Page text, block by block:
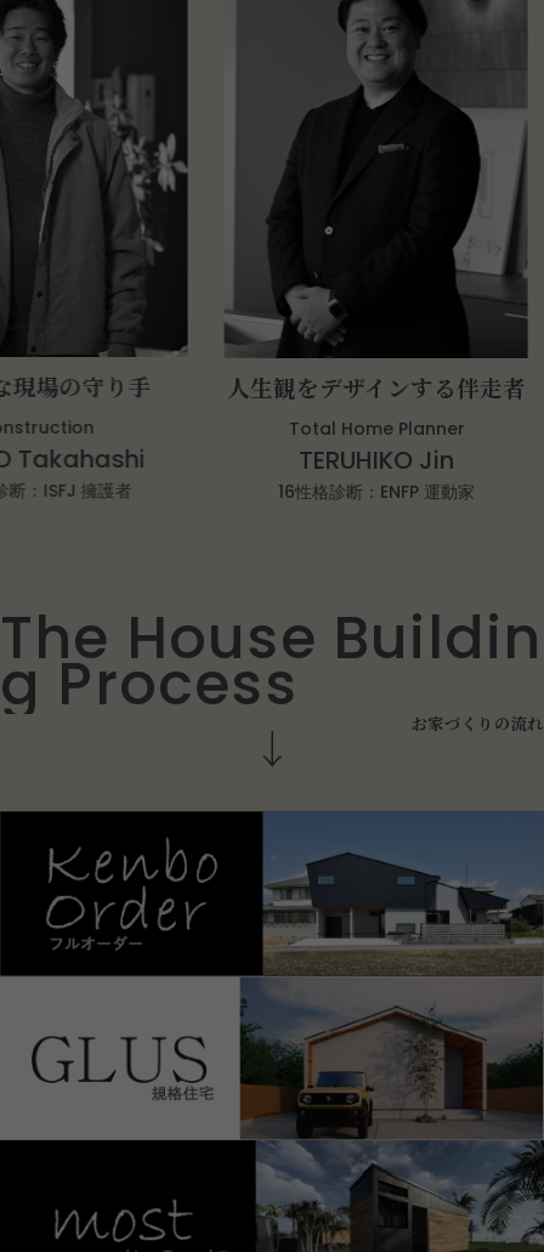
の守り手
擁護者
TERUHIKO Jin
人生観をデザインする伴走者
Total Home Planner
16性格診断：ENFP 運動家
The House Buildin
g Process お家づ く り の流れ